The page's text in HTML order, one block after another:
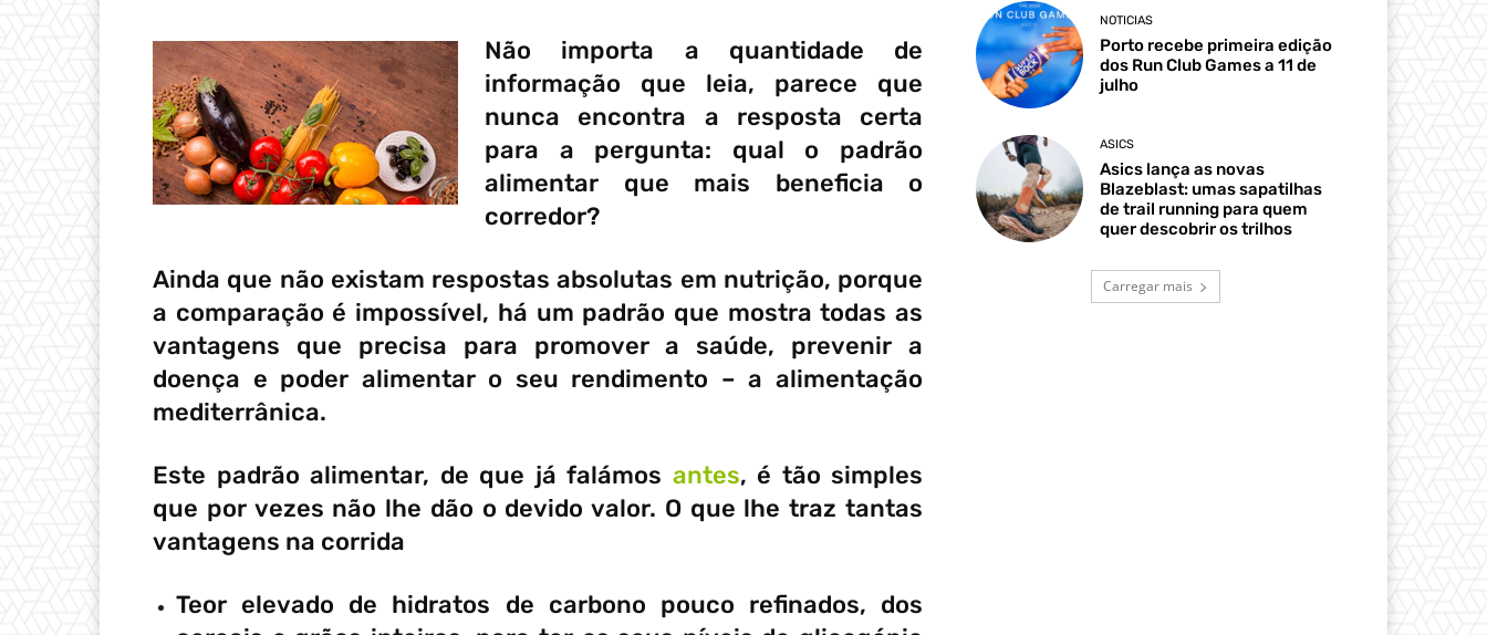
Não importa a quantidade de
informação que leia, parece que
nunca encontra a resposta certa
para a pergunta: qual o padrão
alimentar que mais beneficia o
corredor?
Ainda que não existam respostas absolutas em nutrição, porque
a comparação é impossível, há um padrão que mostra todas as
vantagens que precisa para promover a saúde, prevenir a
doença e poder alimentar o seu rendimento – a alimentação
mediterrânica.
Este padrão alimentar, de que já falámos antes, é tão simples
que por vezes não lhe dão o devido valor. O que lhe traz tantas
vantagens na corrida
Teor elevado de hidratos de carbono pouco refinados, dos
NOTICIAS
Porto recebe primeira edição
dos Run Club Games a 11 de
julho
ASICS
Asics lança as novas
Blazeblast: umas sapatilhas
de trail running para quem
quer descobrir os trilhos
Carregar mais